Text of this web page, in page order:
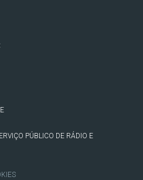
PÚBLICO DE RÁDIO E